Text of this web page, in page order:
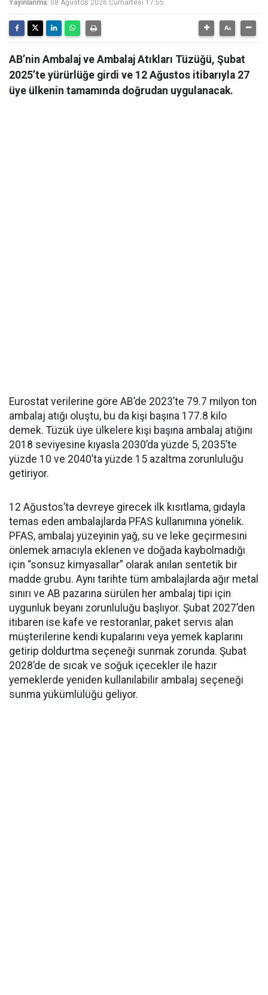
Yayınlanma: 08 Ağustos 2026 Cumartesi 17:55
AB’nin Ambalaj ve Ambalaj Atıkları Tüzüğü, Şubat
2025’te yürürlüğe girdi ve 12 Ağustos itibarıyla 27
üye ülkenin tamamında doğrudan uygulanacak.
Eurostat verilerine göre AB’de 2023’te 79.7 milyon ton
ambalaj atığı oluştu, bu da kişi başına 177.8 kilo
demek. Tüzük üye ülkelere kişi başına ambalaj atığını
2018 seviyesine kıyasla 2030’da yüzde 5, 2035’te
yüzde 10 ve 2040’ta yüzde 15 azaltma zorunluluğu
getiriyor.
12 Ağustos’ta devreye girecek ilk kısıtlama, gıdayla
temas eden ambalajlarda PFAS kullanımına yönelik.
PFAS, ambalaj yüzeyinin yağ, su ve leke geçirmesini
önlemek amacıyla eklenen ve doğada kaybolmadığı
için “sonsuz kimyasallar” olarak anılan sentetik bir
madde grubu. Aynı tarihte tüm ambalajlarda ağır metal
sınırı ve AB pazarına sürülen her ambalaj tipi için
uygunluk beyanı zorunluluğu başlıyor. Şubat 2027’den
itibaren ise kafe ve restoranlar, paket servis alan
müşterilerine kendi kupalarını veya yemek kaplarını
getirip doldurtma seçeneği sunmak zorunda. Şubat
2028’de de sıcak ve soğuk içecekler ile hazır
yemeklerde yeniden kullanılabilir ambalaj seçeneği
sunma yükümlülüğü geliyor.